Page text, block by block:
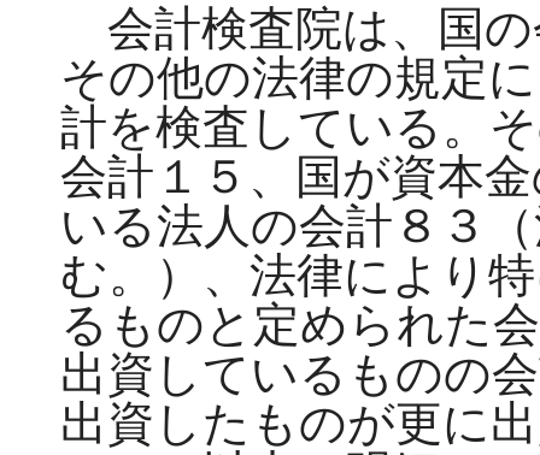
会計検査院は、国
その他の法律の規定
計を検査している。
会計１５、国が資本
いる法人の会計８３
む。）、法律により
るものと定められた
出資しているものの
出資したものが更に